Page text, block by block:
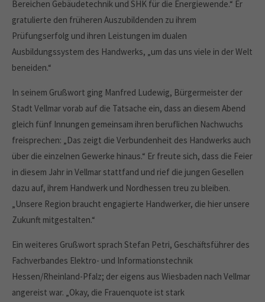
Bereichen Gebäudetechnik und SHK für die Energiewende.“ Er
gratulierte den früheren Auszubildenden zu ihrem
Prüfungserfolg und ihren Leistungen im dualen
Ausbildungssystem des Handwerks, „um das uns viele in der Welt
beneiden.“
In seinem Grußwort ging Manfred Ludewig, Bürgermeister der
Stadt Vellmar vorab auf die Tatsache ein, dass an diesem Abend
gleich fünf Innungen gemeinsam ihren beruflichen Nachwuchs
freisprechen: „Das zeigt die Verbundenheit des Handwerks auch
über die einzelnen Gewerke hinaus.“ Er freute sich, dass die Feier
in diesem Jahr in Vellmar stattfand und rief die jungen Gesellen
dazu auf, ihrem Handwerk und Nordhessen treu zu bleiben.
„Unsere Region braucht engagierte Handwerker, die hier unsere
Zukunft mitgestalten.“
Ein weiteres Grußwort sprach Stefan Petri, Geschäftsführer des
Fachverbandes Elektro- und Informationstechnik
Hessen/Rheinland-Pfalz; der eigens aus Wiesbaden nach Vellmar
angereist war. „Okay, die Frauenquote ist stark